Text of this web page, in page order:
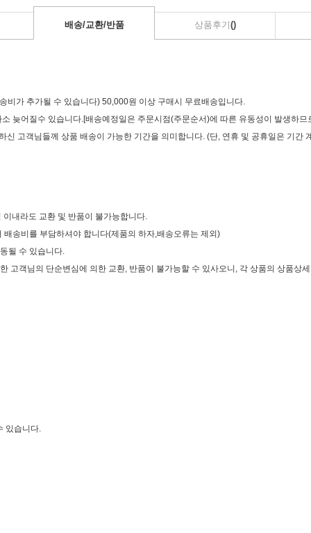
배송/교환/반품 상품후기 ()
비가 추가될 수 있습니다) 50,000원 이상 구매시 무료배송입니다.
늦어질수 있습니다.[배송예정일은 주문시점(주문순서)에 따른 유동성이 발생하
고객님들께 상품 배송이 가능한 기간을 의미합니다. (단, 연휴 및 공휴일은 기간
내라도 교환 및 반품이 불가능합니다.
송비를 부담하셔야 합니다(제품의 하자,배송오류는 제외)
될 수 있습니다.
고객님의 단순변심에 의한 교환, 반품이 불가능할 수 있사오니, 각 상품의 상품상
있습니다.